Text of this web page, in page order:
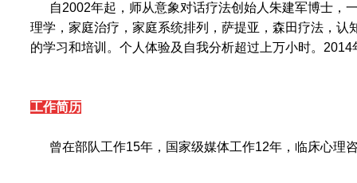
自2002年起，师从意象对话疗法创始人朱建军博士，
理学，家庭治疗，家庭系统排列，萨提亚，森田疗法，
的学习和培训。个人体验及自我分析超过上万小时。
工作简历
曾在部队工作15年，国家级媒体工作12年，临床心理